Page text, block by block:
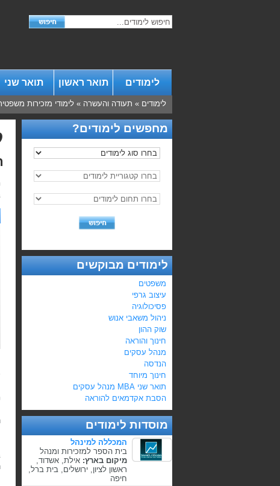
לימודים תואר ראשון תואר שני
לימודים » תעודה והעשרה »לימודי מזכירות
מחפשים לימודים?
לימודים מבוקשים
משפטים
עיצוב גרפי
פסיכולוגיה
ניהול משאבי אנוש
שוק ההון
חינוך והוראה
מנהל עסקים
הנדסה
חינוך מיוחד
תואר שני MBA מנהל עסקים
הסבת אקדמאים להוראה
מוסדות לימודים
המכללה למינהל
בית הספר למזכירות ומנהל
מיקום בארץ:אילת, אשדוד,
ראשון לציון, ירושלים, בית ברל,
חיפה